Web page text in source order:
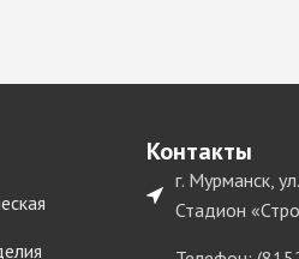
Контакты
г. Мурманск,
Стадион